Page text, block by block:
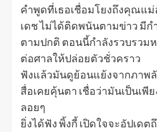
คำพูดที่เธอเชื่อมโยงถึงคุณแม่
เดช ไม่ได้ติดพนันตามข่าว มีก
ตามปกติ ตอนนี้กำลังรวบรวม
ต่อศาลให้ปล่อยตัวชั่วคราว
ฟังแล้วมันดูย้อนแย้งจากภาพ
สื่อเคยคุ้นตา เชื่อว่ามันเป็นเพี
ลอยๆ
ยิ่งได้ฟัง พิ้งกี้ เปิดใจจะอัปเดต